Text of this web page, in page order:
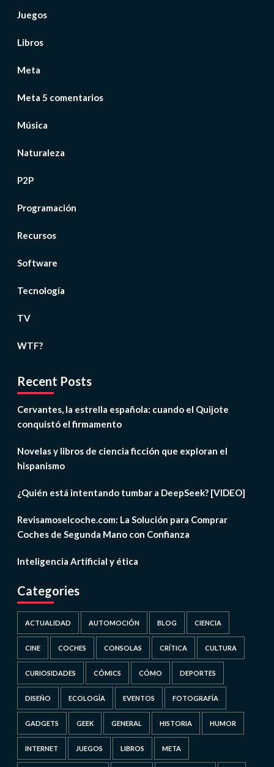
Juegos
Libros
Meta
Meta 5 comentarios
Música
Naturaleza
P2P
Programación
Recursos
Software
Tecnología
TV
WTF?
Recent Posts
Cervantes, la estrella española: cuando el Quijote
conquistó el firmamento
Novelas y libros de ciencia ficción que exploran el
hispanismo
¿Quién está intentando tumbar a DeepSeek? [VIDEO]
Revisamoselcoche.com: La Solución para Comprar
Coches de Segunda Mano con Confianza
Inteligencia Artificial y ética
Categories
ACTUALIDAD AUTOMOCIÓN BLOG CIENCIA
CINE COCHES CONSOLAS CRÍTICA CULTURA
CURIOSIDADES CÓMICS CÓMO DEPORTES
DISEÑO ECOLOGÍA EVENTOS FOTOGRAFÍA
GADGETS GEEK GENERAL HISTORIA HUMOR
INTERNET JUEGOS LIBROS META